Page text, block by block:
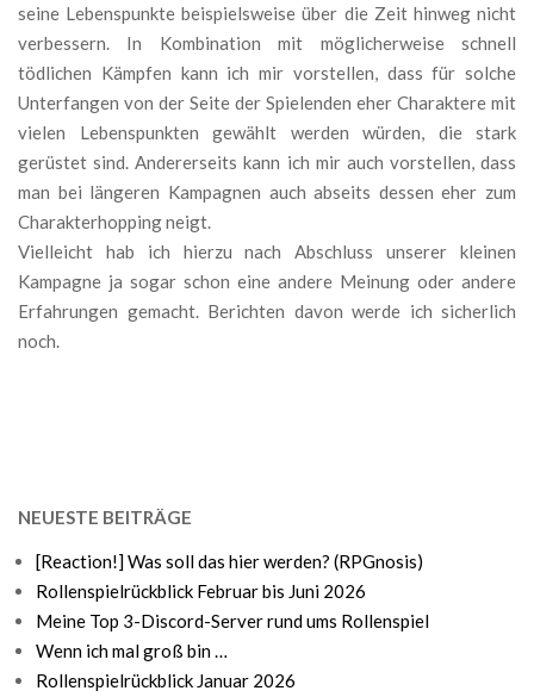
seine Lebenspunkte beispielsweise über die Zeit hinweg nicht
verbessern. In Kombination mit möglicherweise schnell
tödlichen Kämpfen kann ich mir vorstellen, dass für solche
Unterfangen von der Seite der Spielenden eher Charaktere mit
vielen Lebenspunkten gewählt werden würden, die stark
gerüstet sind. Andererseits kann ich mir auch vorstellen, dass
man bei längeren Kampagnen auch abseits dessen eher zum
Charakterhopping neigt.
Vielleicht hab ich hierzu nach Abschluss unserer kleinen
Kampagne ja sogar schon eine andere Meinung oder andere
Erfahrungen gemacht. Berichten davon werde ich sicherlich
noch.
NEUESTE BEITRÄGE
[Reaction!] Was soll das hier werden? (RPGnosis)
Rollenspielrückblick Februar bis Juni 2026
Meine Top 3-Discord-Server rund ums Rollenspiel
Wenn ich mal groß bin …
Rollenspielrückblick Januar 2026